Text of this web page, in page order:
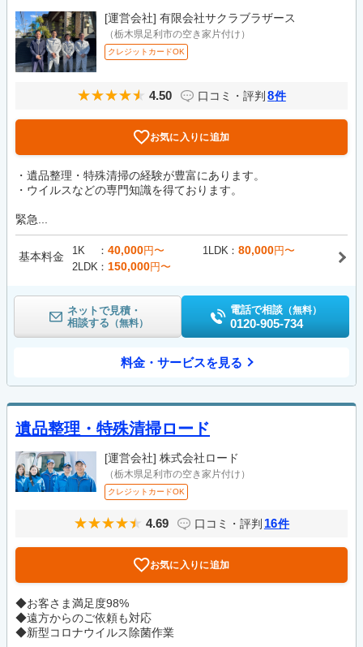
[運営会社] 有限会社サクラブラザース
（栃木県足利市の空き家片付け）
クレジットカードOK
4.50 口コミ・評判8件
お気に入りに追加
・遺品整理・特殊清掃の経験が豊富にあります。
・ウイルスなどの専門知識を得ております。
緊急...
基本料金 1K 40,000円〜 1LDK 80,000円〜
2LDK
150,000円〜
ネットで見積・
相談する （無料）
電話で相談 （無料）
0120-905-734
料金・サービスを見る
遺品整理・特殊清掃ロード
[運営会社] 株式会社ロード
（栃木県足利市の空き家片付け）
クレジットカードOK
4.69 口コミ・評判 16件
お気に入りに追加
◆お客さま満足度98%
◆遠方からのご依頼も対応
◆新型コロナウイルス除菌作業